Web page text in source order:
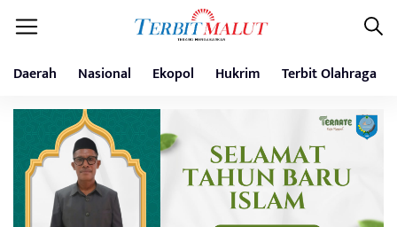
Daerah Nasional Ekopol Hukrim Terbit Olahraga